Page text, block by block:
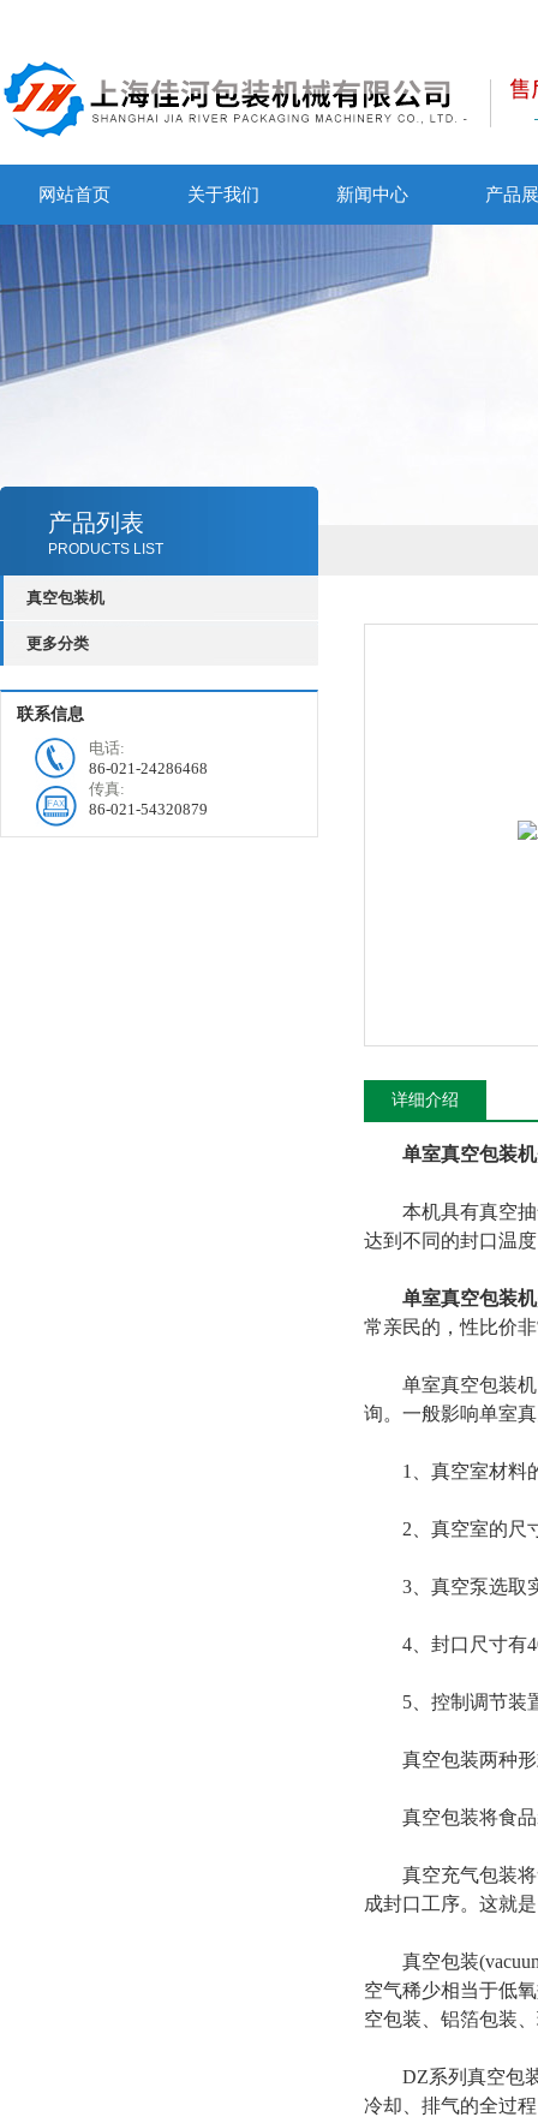
网站首页 关于我们 新闻中心 产品
产品列表
PRODUCTS LIST
真空包装机
更多分类
联系信息
电话:
86-021-24286468
传真:
86-021-54320879
详细介绍
单室真空包装机
本机具有真空抽
达到不同的封口温
单室真空包装机
常亲民的，性比价
单室真空包装机
询。一般影响单室
1、真空室材料的
2、真空室的尺寸
3、真空泵选取实
4、封口尺寸有
5、控制调节装置
真空包装两种形
真空包装将食品
真空充气包装将
成封口工序。这就
真空包装(vacuum
空气稀少相当于低
空包装、铝箔包装
DZ系列真空包装
冷却、排气的全过